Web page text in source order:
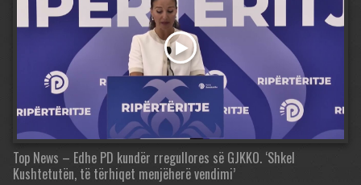
Top News – Edhe PD kundër rregullores së GJKKO. ‘Shkel
Kushtetutën, të tërhiqet menjëherë vendimi’